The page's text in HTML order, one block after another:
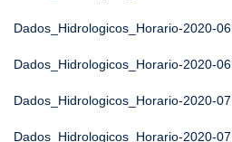
Dados_Hidrologicos_Horario-2020-06
Dados_Hidrologicos_Horario-2020-06
Dados_Hidrologicos_Horario-2020-07
Dados_Hidrologicos_Horario-2020-07